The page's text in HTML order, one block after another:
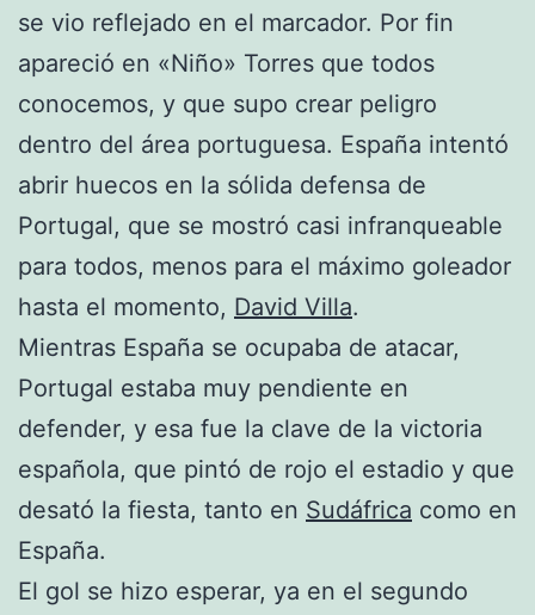
se vio reflejado en el marcador. Por fin
apareció en «Niño» Torres que todos
conocemos, y que supo crear peligro
dentro del área portuguesa. España intentó
abrir huecos en la sólida defensa de
Portugal, que se mostró casi infranqueable
para todos, menos para el máximo goleador
hasta el momento, David Villa.
Mientras España se ocupaba de atacar,
Portugal estaba muy pendiente en
defender, y esa fue la clave de la victoria
española, que pintó de rojo el estadio y que
desató la fiesta, tanto en Sudáfrica como en
España.
El gol se hizo esperar, ya en el segundo